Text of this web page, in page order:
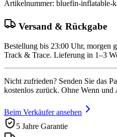
Artikelnummer: bluefin-inflatable-
Versand & Rückgabe
Bestellung bis 23:00 Uhr, morgen
Track & Trace. Lieferung in 1–3
Nicht zufrieden? Senden Sie das
kostenlos zurück. Ohne Wenn und
Beim Verkäufer ansehen
5 Jahre Garantie